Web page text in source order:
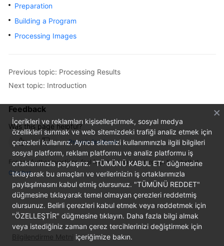
Getting
Best
Developer
Guide
API
Reference
SDK
Reference
FAQs
Preparation
Building a Program
Processing Images
Previous topic: Processing Results
Next topic: Introduction
Feedback
Was this page helpful?
Provide feedback
For any further questions, feel free to contact us through the chatbot.
Chatbot
İçerikleri ve reklamları kişiselleştirmek, sosyal medya
özellikleri sunmak ve web sitemizdeki trafiği analiz etmek için
çerezleri kullanırız. Ayrıca sitemizi kullanımınızla ilgili bilgileri
sosyal platform, reklam platformu ve analiz platformu iş
ortaklarımızla paylaşırız. "TÜMÜNÜ KABUL ET" düğmesine
tıklayarak bu amaçları ve verilerinizin iş ortaklarımızla
paylaşılmasını kabul etmiş olursunuz. "TÜMÜNÜ REDDET"
düğmesine tıklayarak temel olmayan çerezleri reddetmiş
olursunuz. Belirli çerezleri kabul etmek veya reddetmek için
"ÖZELLEŞTİR" düğmesine tıklayın. Daha fazla bilgi almak
veya istediğiniz zaman çerez tercihlerinizi değiştirmek için
Bilgilendirme Metni içeriğimize bakın.